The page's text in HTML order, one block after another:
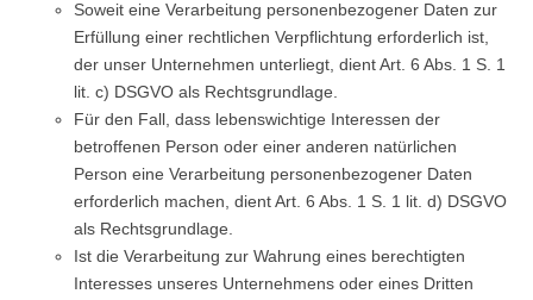
Soweit eine Verarbeitung personenbezogener Daten zur
Erfüllung einer rechtlichen Verpflichtung erforderlich ist,
der unser Unternehmen unterliegt, dient Art. 6 Abs. 1 S. 1
lit. c) DSGVO als Rechtsgrundlage.
Für den Fall, dass lebenswichtige Interessen der
betroffenen Person oder einer anderen natürlichen
Person eine Verarbeitung personenbezogener Daten
erforderlich machen, dient Art. 6 Abs. 1 S. 1 lit. d) DSGVO
als Rechtsgrundlage.
Ist die Verarbeitung zur Wahrung eines berechtigten
Interesses unseres Unternehmens oder eines Dritten